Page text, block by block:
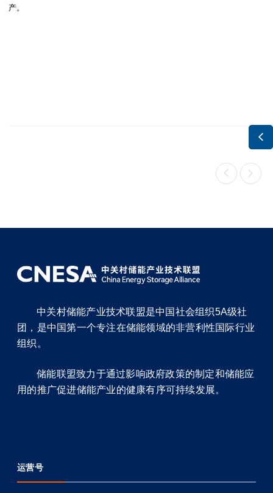

产。
 
中关村储能产业技术联盟是中国社会组织5A级社
团，是中国第一个专注在储能领域的非营利性国际行业
组织。
储能联盟致力于通过影响政府政策的制定和储能应
用的推广促进储能产业的健康有序可持续发展。
运营号